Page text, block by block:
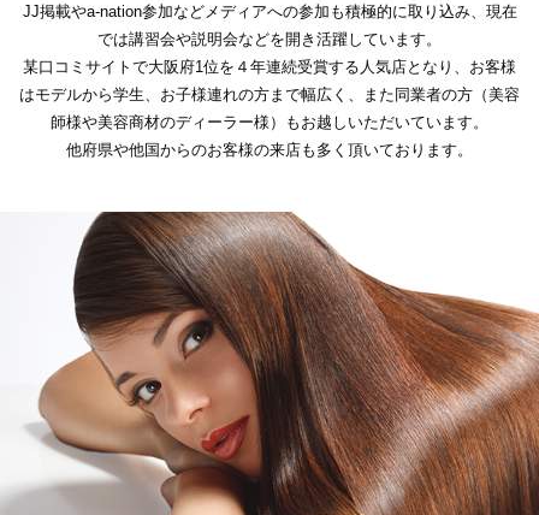
JJ掲載やa-nation参加などメディアへの参加も積極的に取り込み、現在
では講習会や説明会などを開き活躍しています。
某口コミサイトで大阪府1位を４年連続受賞する人気店となり、お客様
はモデルから学生、お子様連れの方まで幅広く、また同業者の方（美容
師様や美容商材のディーラー様）もお越しいただいています。
他府県や他国からのお客様の来店も多く頂いております。